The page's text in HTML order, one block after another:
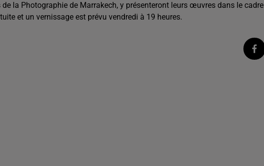
la Photographie de Marrakech, y présenteront leurs œuvres dans le cadre
et un vernissage est prévu vendredi à 19 heures.